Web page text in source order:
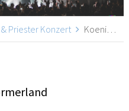
Priester Konzert Koenige & Priester Konzert, Moormerland